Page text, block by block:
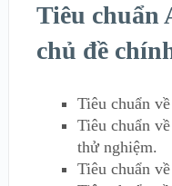
Tiêu chuẩn
chủ đề
Tiêu chuẩn
Tiêu chuẩn
thử nghiệm.
Tiêu chuẩn